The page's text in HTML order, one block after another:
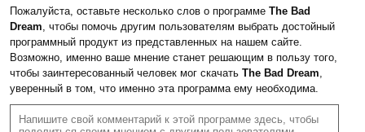
Пожалуйста, оставьте несколько слов о программе The Bad
Dream, чтобы помочь другим пользователям выбрать достойный
программный продукт из представленных на нашем сайте.
Возможно, именно ваше мнение станет решающим в пользу того,
чтобы заинтересованный человек мог скачать The Bad Dream,
уверенный в том, что именно эта программа ему необходима.